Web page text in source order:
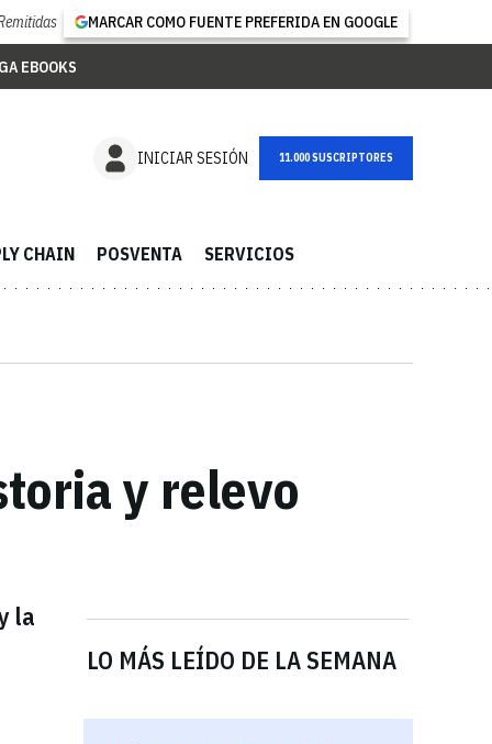
MARCAR COMO FUENTE PREFERIDA EN GOOGLE
EBOOKS
INICIAR SESIÓN NEWSLETTER
CHAIN POSVENTA SERVICIOS
y relevo
la
LO MÁS LEÍDO DE LA SEMANA